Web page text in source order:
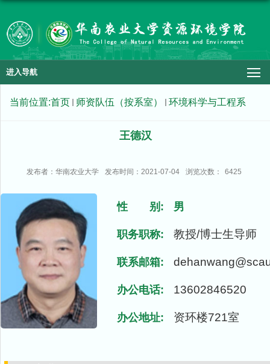
进入导航
当前位置:首页 师资队伍（按系室） 环境科学与工程系
王德汉
发布者：华南农业大学 发布时间：2021-07-04 浏览次数： 6425
性 别: 男
职务职称: 教授/博士生导师
联系邮箱:
办公电话: 13602846520
办公地址: 资环楼721室